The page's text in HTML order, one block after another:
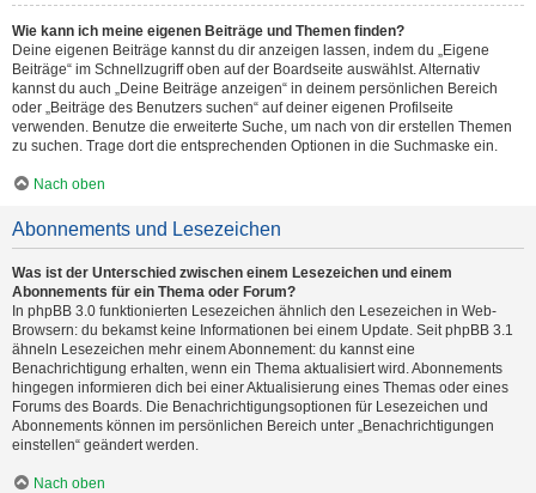
Wie kann ich meine eigenen Beiträge und Themen finden?
Deine eigenen Beiträge kannst du dir anzeigen lassen, indem du „Eigene
Beiträge“ im Schnellzugriff oben auf der Boardseite auswählst. Alternativ
kannst du auch „Deine Beiträge anzeigen“ in deinem persönlichen Bereich
oder „Beiträge des Benutzers suchen“ auf deiner eigenen Profilseite
verwenden. Benutze die erweiterte Suche, um nach von dir erstellen Themen
zu suchen. Trage dort die entsprechenden Optionen in die Suchmaske ein.
Nach oben
Abonnements und Lesezeichen
Was ist der Unterschied zwischen einem Lesezeichen und einem
Abonnements für ein Thema oder Forum?
In phpBB 3.0 funktionierten Lesezeichen ähnlich den Lesezeichen in Web-
Browsern: du bekamst keine Informationen bei einem Update. Seit phpBB 3.1
ähneln Lesezeichen mehr einem Abonnement: du kannst eine
Benachrichtigung erhalten, wenn ein Thema aktualisiert wird. Abonnements
hingegen informieren dich bei einer Aktualisierung eines Themas oder eines
Forums des Boards. Die Benachrichtigungsoptionen für Lesezeichen und
Abonnements können im persönlichen Bereich unter „Benachrichtigungen
einstellen“ geändert werden.
Nach oben